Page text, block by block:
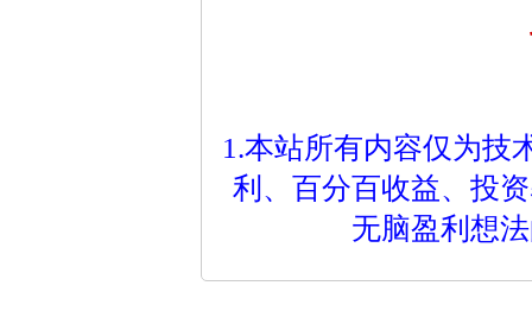
1.本站所有内容仅为技
利、百分百收益、投
无脑盈利想